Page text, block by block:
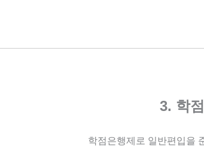
3. 학
학점은행제로 일반편입을